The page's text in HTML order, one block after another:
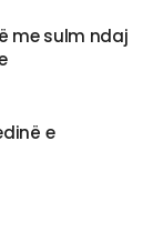
me sulm ndaj
e